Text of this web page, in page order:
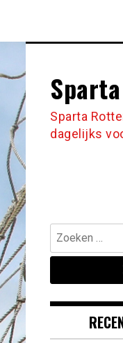
de
Sparta
dagelijks
Zoeken
naar: